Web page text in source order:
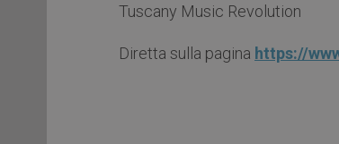
Tuscany Music Revolution
Diretta sulla pagina https://